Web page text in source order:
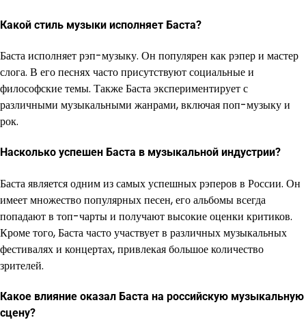
Какой стиль музыки исполняет Баста?
Баста исполняет рэп-музыку. Он популярен как рэпер и мастер
слога. В его песнях часто присутствуют социальные и
философские темы. Также Баста экспериментирует с
различными музыкальными жанрами, включая поп-музыку и
рок.
Насколько успешен Баста в музыкальной индустрии?
Баста является одним из самых успешных рэперов в России. Он
имеет множество популярных песен, его альбомы всегда
попадают в топ-чарты и получают высокие оценки критиков.
Кроме того, Баста часто участвует в различных музыкальных
фестивалях и концертах, привлекая большое количество
зрителей.
Какое влияние оказал Баста на российскую музыкальную
сцену?